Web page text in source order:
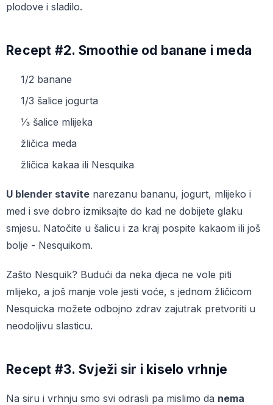
plodove i sladilo.
Recept #2. Smoothie od banane i meda
1/2 banane
1/3 šalice jogurta
⅓ šalice mlijeka
žličica meda
žličica kakaa ili Nesquika
U blender stavite narezanu bananu, jogurt, mlijeko i
med i sve dobro izmiksajte do kad ne dobijete glaku
smjesu. Natočite u šalicu i za kraj pospite kakaom ili još
bolje - Nesquikom.
Zašto Nesquik? Budući da neka djeca ne vole piti
mlijeko, a još manje vole jesti voće, s jednom žličicom
Nesquicka možete odbojno zdrav zajutrak pretvoriti u
neodoljivu slasticu.
Recept #3. Svježi sir i kiselo vrhnje
Na siru i vrhnju smo svi odrasli pa mislimo da nema